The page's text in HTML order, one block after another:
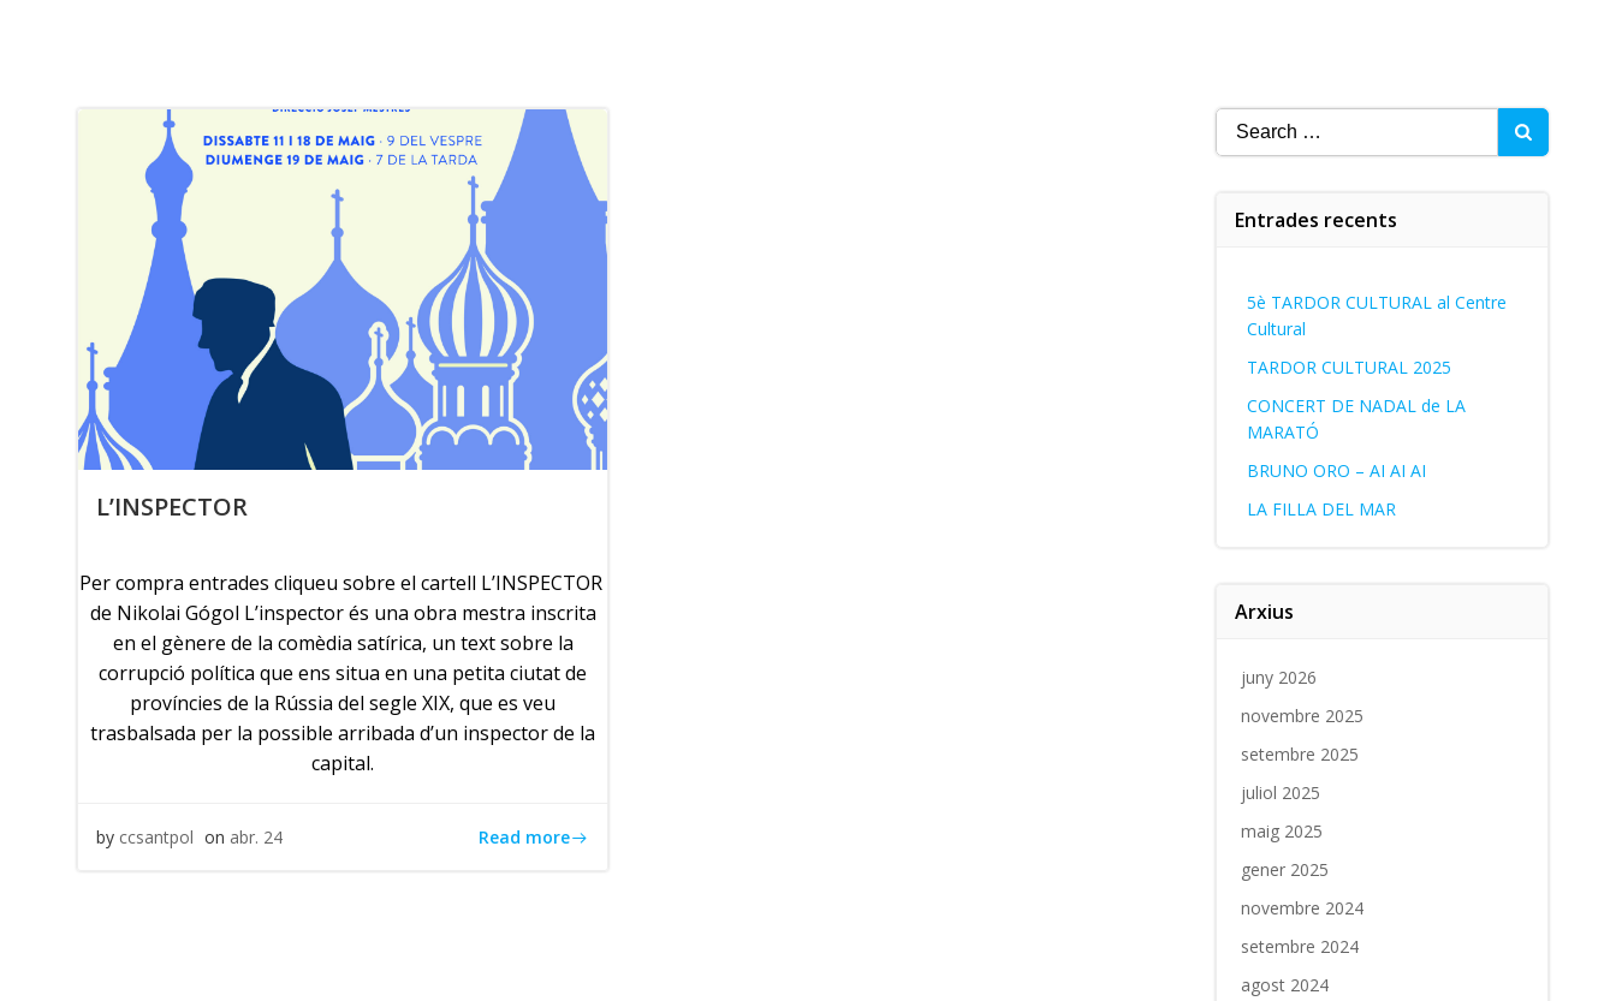
L’INSPECTOR
Per compra entrades cliqueu sobre el cartell L’INSPECTOR
de Nikolai Gógol L’inspector és una obra mestra inscrita
en el gènere de la comèdia satírica, un text sobre la
corrupció política que ens situa en una petita ciutat de
províncies de la Rússia del segle XIX, que es veu
trasbalsada per la possible arribada d’un inspector de la
capital.
by ccsantpol on abr. 24 Read more
Search
for:
Entrades recents
5è TARDOR CULTURAL al Centre
Cultural
TARDOR CULTURAL 2025
CONCERT DE NADAL de LA
MARATÓ
BRUNO ORO – AI AI AI
LA FILLA DEL MAR
Arxius
juny 2026
novembre 2025
setembre 2025
juliol 2025
maig 2025
gener 2025
novembre 2024
setembre 2024
agost 2024